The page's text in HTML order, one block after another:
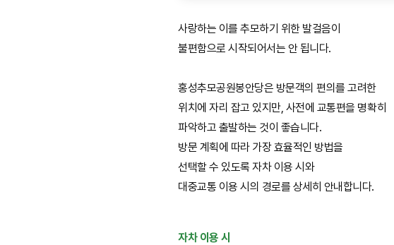
사랑하는 이를 추모하기 위한 발걸음이
불편함으로 시작되어서는 안 됩니다.
홍성추모공원봉안당은 방문객의 편의를 고려한
위치에 자리 잡고 있지만, 사전에 교통편을 명확히
파악하고 출발하는 것이 좋습니다.
방문 계획에 따라 가장 효율적인 방법을
선택할 수 있도록 자차 이용 시와
대중교통 이용 시의 경로를 상세히 안내합니다.
자차 이용 시